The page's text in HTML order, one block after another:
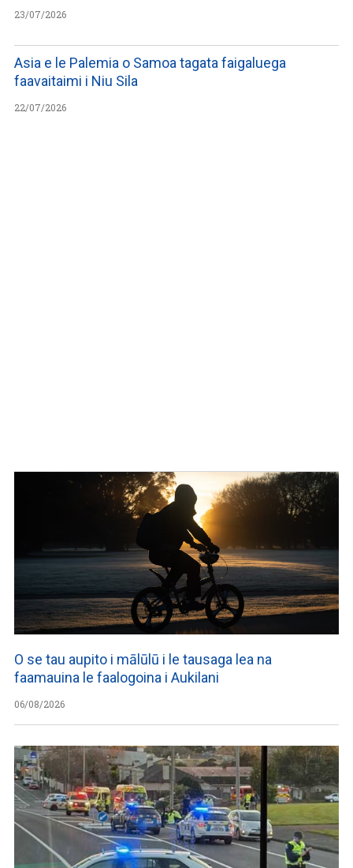
23/07/2026
Asia e le Palemia o Samoa tagata faigaluega
faavaitaimi i Niu Sila
22/07/2026
O se tau aupito i mālūlū i le tausaga lea na
faamauina le faalogoina i Aukilani
06/08/2026